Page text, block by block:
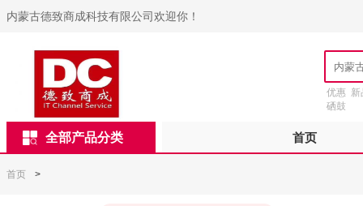
内蒙古德致商成科技有限公司欢迎你！
优惠 新
硒鼓
全部产品分类 首页
首页 >